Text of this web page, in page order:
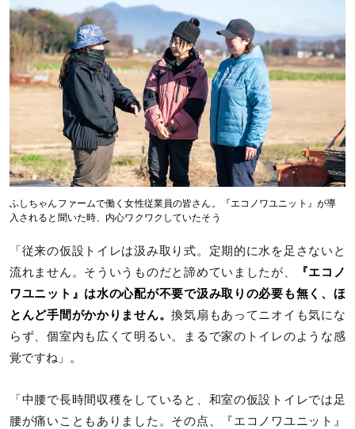
ふしちゃんファームで働く女性従業員の皆さん。『エコノワユニット』が導
入されると聞いた時、内心ワクワクしていたそう
「従来の仮設トイレは汲み取り式。定期的に水を足さないと
流れません。そういうものだと諦めていましたが、
『エコノ
ワユニット』は水の心配が不要で汲み取りの必要も無く、ほ
とんど手間がかかりません。換気扇もあってニオイも気にな
らず、個室内も広くて明るい。まるで家のトイレのような感
覚ですね」。
「中腰で長時間収穫をしていると、和室の仮設トイレでは足
腰が痛いこともありました。その点、『エコノワユニット』